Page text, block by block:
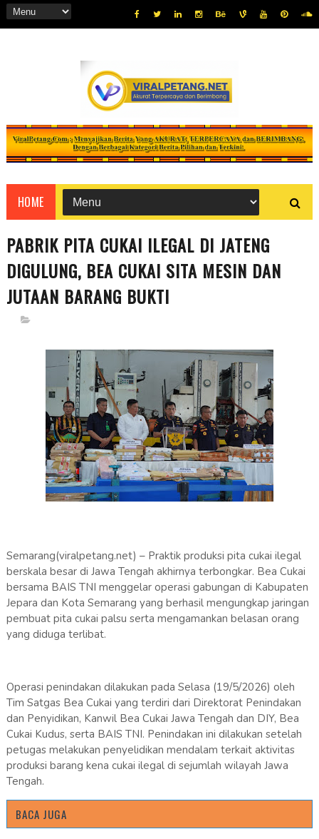
HOME
PABRIK PITA CUKAI ILEGAL DI JATENG
DIGULUNG, BEA CUKAI SITA MESIN DAN
JUTAAN BARANG BUKTI
Semarang(viralpetang.net) – Praktik produksi pita cukai ilegal
berskala besar di Jawa Tengah akhirnya terbongkar. Bea Cukai
bersama BAIS TNI menggelar operasi gabungan di Kabupaten
Jepara dan Kota Semarang yang berhasil mengungkap jaringan
pembuat pita cukai palsu serta mengamankan belasan orang
yang diduga terlibat.
Operasi penindakan dilakukan pada Selasa (19/5/2026) oleh
Tim Satgas Bea Cukai yang terdiri dari Direktorat Penindakan
dan Penyidikan, Kanwil Bea Cukai Jawa Tengah dan DIY, Bea
Cukai Kudus, serta BAIS TNI. Penindakan ini dilakukan setelah
petugas melakukan penyelidikan mendalam terkait aktivitas
produksi barang kena cukai ilegal di sejumlah wilayah Jawa
Tengah.
BACA JUGA